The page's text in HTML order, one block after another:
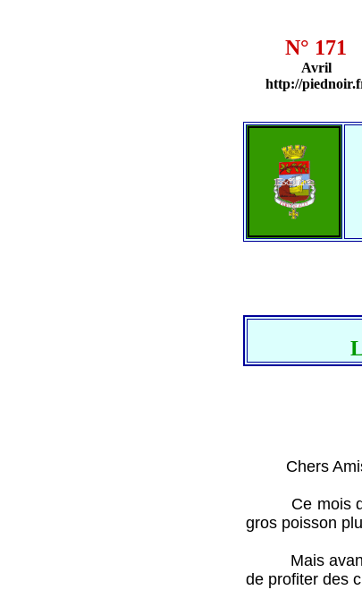
N° 171
Avril
http://
Chers
Ce mois
gros poisson
Mais avant il
de profiter des